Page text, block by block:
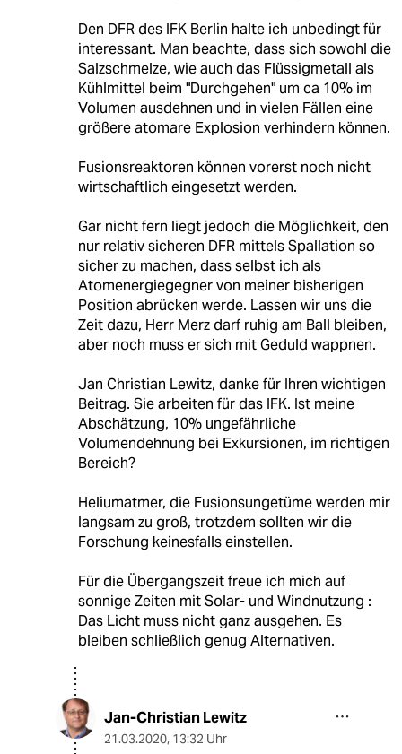
Den DFR des IFK Berlin halte ich unbedingt für
interessant. Man beachte, dass sich sowohl die
Salzschmelze, wie auch das Flüssigmetall als
Kühlmittel beim "Durchgehen" um ca 10% im
Volumen ausdehnen und in vielen Fällen eine
größere atomare Explosion verhindern können.
Fusionsreaktoren können vorerst noch nicht
wirtschaftlich eingesetzt werden.
Gar nicht fern liegt jedoch die Möglichkeit, den
nur relativ sicheren DFR mittels Spallation so
sicher zu machen, dass selbst ich als
Atomenergiegegner von meiner bisherigen
Position abrücken werde. Lassen wir uns die
Zeit dazu, Herr Merz darf ruhig am Ball bleiben,
aber noch muss er sich mit Geduld wappnen.
Jan Christian Lewitz, danke für Ihren wichtigen
Beitrag. Sie arbeiten für das IFK. Ist meine
Abschätzung, 10% ungefährliche
Volumendehnung bei Exkursionen, im richtigen
Bereich?
Heliumatmer, die Fusionsungetüme werden mir
langsam zu groß, trotzdem sollten wir die
Forschung keinesfalls einstellen.
Für die Übergangszeit freue ich mich auf
sonnige Zeiten mit Solar- und Windnutzung :
Das Licht muss nicht ganz ausgehen. Es
bleiben schließlich genug Alternativen.
Jan-Christian Lewitz
21.03.2020, 13:32 Uhr